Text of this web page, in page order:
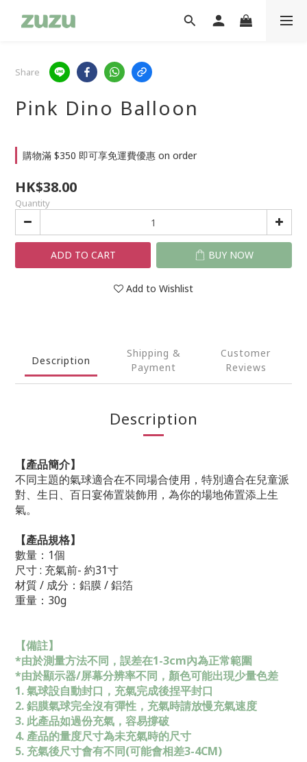
Share
Pink Dino Balloon
購物滿 $350 即可享免運費優惠 on order
HK$38.00
Quantity
ADD TO CART BUY NOW
Add to Wishlist
Description
Shipping &
Payment
Customer
Reviews
Description
【產品簡介】
不同主題的氣球適合在不同場合使用，特別適合在兒童派
對、生日、百日宴佈置裝飾用，為你的場地佈置添上生
氣。
【產品規格】
數量：1個
尺寸 : 充氣前- 約31寸
材質 / 成分：鋁膜 / 鋁箔
重量：30g
【備註】
*由於測量方法不同，誤差在1-3cm內為正常範圍
*由於顯示器/屏幕分辨率不同，顏色可能出現少量色差
1. 氣球設自動封口，充氣完成後捏平封口
2. 鋁膜氣球完全沒有彈性，充氣時請放慢充氣速度
3. 此產品如過份充氣，容易撐破
4. 產品的量度尺寸為未充氣時的尺寸
5. 充氣後尺寸會有不同(可能會相差3-4CM)